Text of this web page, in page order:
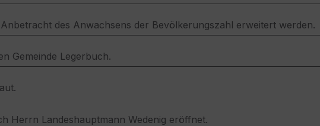
des Anwachsens der Bevölkerungszahl erweitert werden.
Gemeinde Legerbuch.
Herrn Landeshauptmann Wedenig eröffnet.